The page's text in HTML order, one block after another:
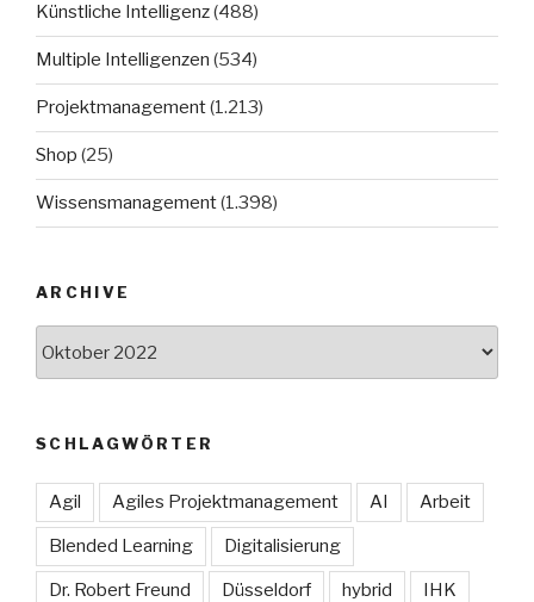
Künstliche Intelligenz(488)
Multiple Intelligenzen (534)
Projektmanagement(1.213)
Shop (25)
Wissensmanagement(1.398)
ARCHIVE
SCHLAGWÖRTER
Agil Agiles Projektmanagement AI Arbeit
Blended Learning Digitalisierung
Dr. Robert Freund Düsseldorf hybrid IHK